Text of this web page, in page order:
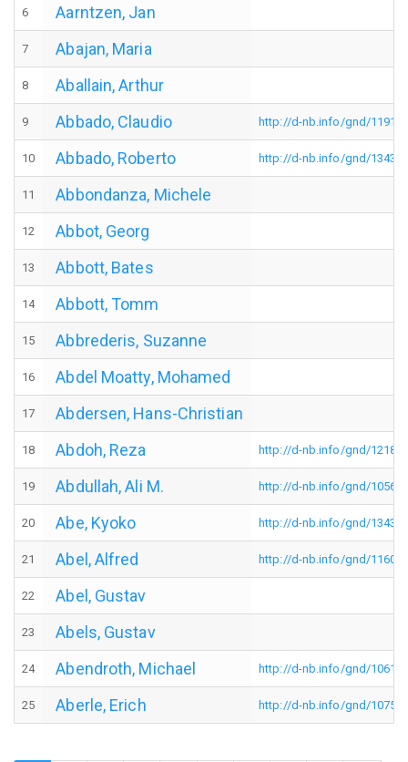
6 Aarntzen, Jan
7 Abajan, Maria
8 Aballain, Arthur
9 Abbado, Claudio http://d-nb.info/gnd/
10 Abbado, Roberto http://d-nb.info/gnd/
11 Abbondanza, Michele
12 Abbot, Georg
13 Abbott, Bates
14 Abbott, Tomm
15 Abbrederis, Suzanne
16 Abdel Moatty, Mohamed
17 Abdersen, Hans-Christian
18 Abdoh, Reza http://d-nb.info/gnd/
19 Abdullah, Ali M. http://d-nb.info/gnd/
20 Abe, Kyoko http://d-nb.info/gnd/
21 Abel, Alfred http://d-nb.info/gnd/
22 Abel, Gustav
23 Abels, Gustav
24 Abendroth, Michael http://d-nb.info/gnd/
25 Aberle, Erich http://d-nb.info/gnd/